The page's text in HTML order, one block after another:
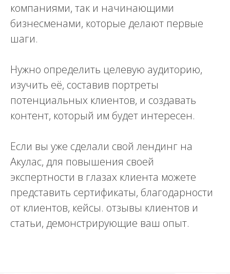
компаниями, так и начинающими
бизнесменами, которые делают первые
шаги.
Нужно определить целевую аудиторию,
изучить её, составив портреты
потенциальных клиентов, и создавать
контент, который им будет интересен.
Если вы уже сделали свой лендинг на
Акулас, для повышения своей
экспертности в глазах клиента можете
представить сертификаты, благодарности
от клиентов, кейсы. отзывы клиентов и
статьи, демонстрирующие ваш опыт.